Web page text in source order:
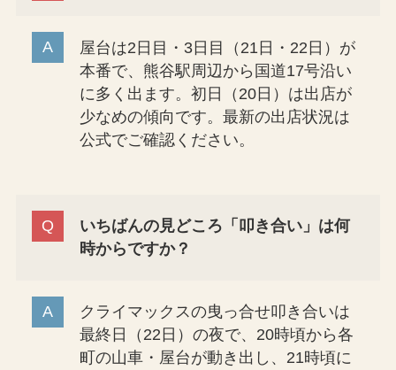
屋台は2日目・3日目（21日・22日）が
本番で、熊谷駅周辺から国道17号沿い
に多く出ます。初日（20日）は出店が
少なめの傾向です。最新の出店状況は
公式でご確認ください。
いちばんの見どころ「叩き合い」は何
時からですか？
クライマックスの曳っ合せ叩き合いは
最終日（22日）の夜で、20時頃から各
町の山車・屋台が動き出し、21時頃に